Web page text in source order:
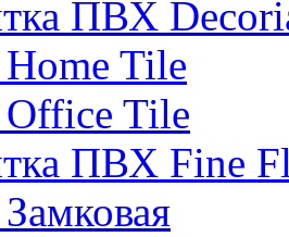
ПВХ
Home Tile
Office Tile
ПВХ Fine
Замковая